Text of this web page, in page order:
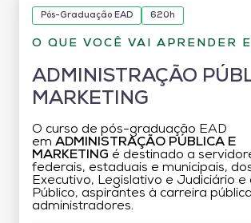
Pós-Graduação EAD 620h
O QUE VOCÊ VAI APRENDER
ADMINISTRAÇÃO
MARKETING
O curso de pós-graduação EAD
em ADMINISTRAÇÃO PÚBLICA E
MARKETING é destinado a
federais, estaduais e municipais,
Executivo, Legislativo e Judiciário e
Público, aspirantes à carreira
administradores.